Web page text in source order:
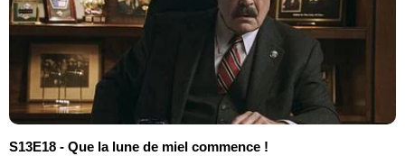
S13E18 - Que la lune de miel commence !